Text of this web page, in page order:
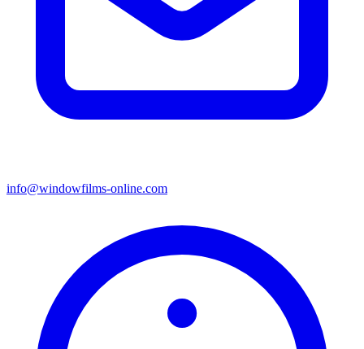
info@windowfilms-online.com